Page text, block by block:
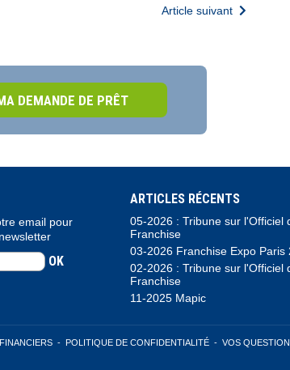
Article suivant
DEMANDE DE PRÊT
email pour
OK
ARTICLES RÉCENTS
05-2026 : Tribune sur l'Officiel
Franchise
03-2026 Franchise Expo Paris
02-2026 : Tribune sur l'Officiel
Franchise
11-2025 Mapic
- POLITIQUE DE CONFIDENTIALITÉ- VOS